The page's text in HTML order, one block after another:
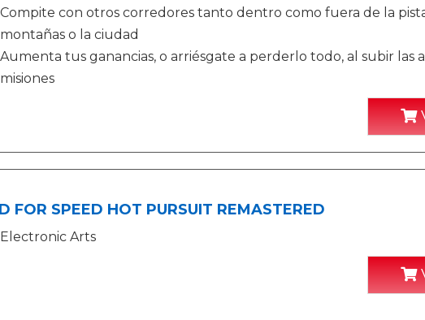
Compite con otros corredores tanto dentro como fuera de la
montañas o la ciudad
Aumenta tus ganancias, o arriésgate a perderlo todo, al subir las
misiones
FOR SPEED HOT PURSUIT REMASTERED
Electronic Arts